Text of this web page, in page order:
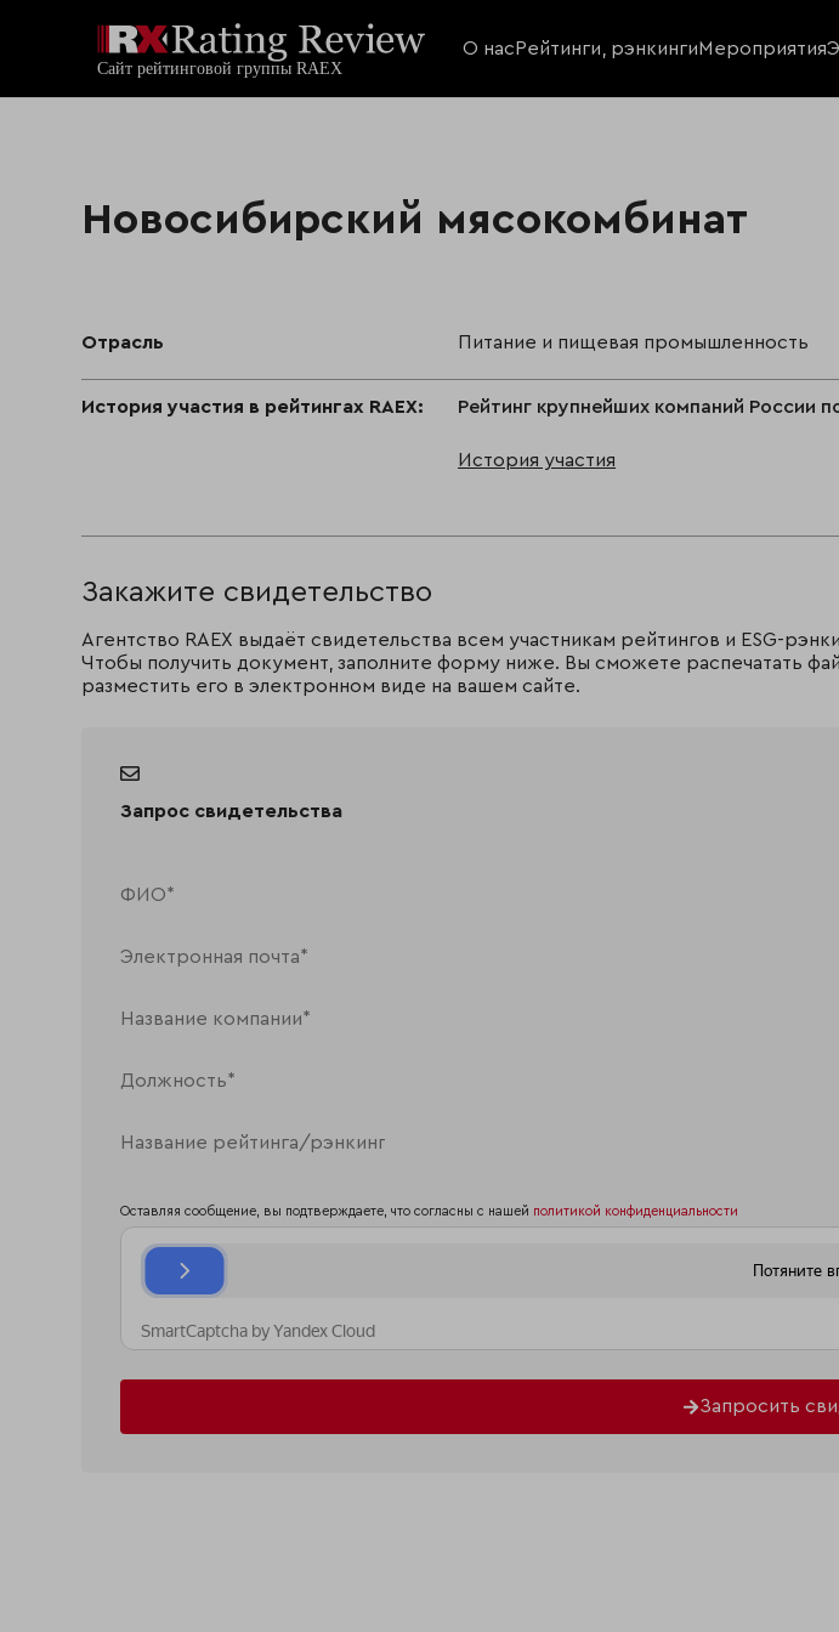
О нас Рейтинги, рэнкингиМероприятия
Новосибирский мясокомбинат
Отрасль Питание и пищевая промышленность
История участия в рейтингах RAEX: Рейтинг крупнейших компаний России
История участия
Закажите свидетельство
Агентство RAEX выдаёт свидетельства всем участникам рейтингов и ESG-
Чтобы получить документ, заполните форму ниже. Вы сможете распечатать
разместить его в электронном виде на вашем сайте.
Запрос свидетельства
Оставляя сообщение, вы подтверждаете, что согласны с нашей политикой конфиденциальности
Запросить